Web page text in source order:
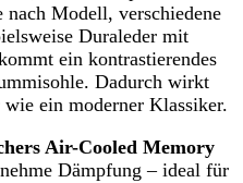
Modell, verschiedene
Duraleder mit
ein kontrastierendes
Dadurch wirkt
ein moderner Klassiker.
Air-Cooled Memory
Dämpfung – ideal für